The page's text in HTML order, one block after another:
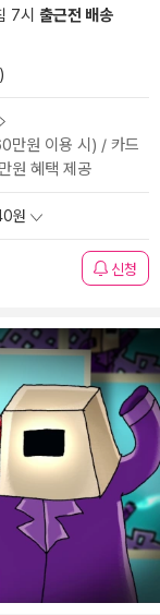
7시 출근전 배송
만원 이용 시) / 카드
원 혜택 제공
원
신청